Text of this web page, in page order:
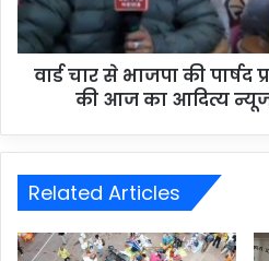
वार्ड चार से भाजपा की पार्षद
की आज का आदित्य न्यूज
Related Articles